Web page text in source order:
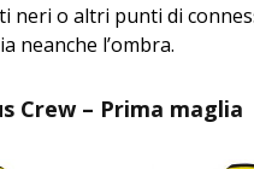
neri o altri punti di
neanche l’ombra.
Crew – Prima maglia